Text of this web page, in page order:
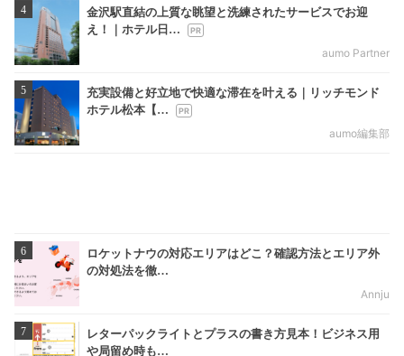
4
金沢駅直結の上質な眺望と洗練されたサービスでお迎
え！｜ホテル日…
aumo Partner
5
充実設備と好立地で快適な滞在を叶える｜リッチモンド
ホテル松本【…
aumo編集部
6
ロケットナウの対応エリアはどこ？確認方法とエリア外
の対処法を徹…
Annju
7
レターパックライトとプラスの書き方見本！ビジネス用
や局留め時も…